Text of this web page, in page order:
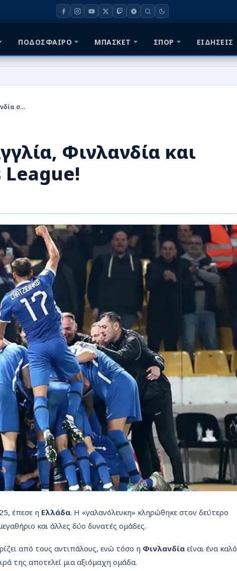
ΠΟΔΟΣΦΑΙΡΟ ΜΠΑΣΚΕΤ ΣΠΟΡ ΕΙΔΗΣΕΙΣ
Εθνική Ελλάδος: Με Αγγλία, Φινλανδία και Ιρλανδία στο Nations League!
Φινλανδία και
League!
έπεσε η Ελλάδα. Η «γαλανόλευκη» κληρώθηκε στον δεύτερο
και άλλες δύο δυνατές ομάδες.
από τους αντιπάλους, ενώ τόσο η Φινλανδία είναι ένα καλό
της αποτελεί μια αξιόμαχη ομάδα.